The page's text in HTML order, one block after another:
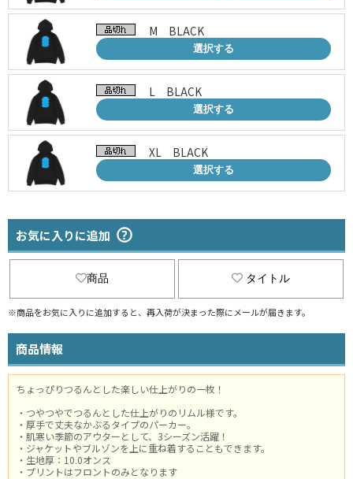
M BLACK
選択する
L BLACK
選択する
XL BLACK
選択する
お気に入りに追加
商品 タイトル
※商品をお気に入りに追加すると、再入荷が決まった際にメールが届きます。
商品情報
ちょっぴりつるんとした楽しい仕上がりの一枚！
・つやつやでつるんとした仕上がりのリムル様です。
・厚手で丈夫なかぶるタイプのパーカー。
・肌寒い季節のアウターとして、3シーズン活躍！
・ジャケットやブルゾンを上に重ね着することもできます。
・生地厚：10.0オンス
・プリントはフロントのみとなります